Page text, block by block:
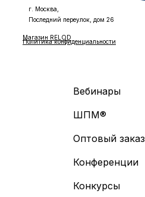
г. Москва,
Последний переулок, дом 26
Магазин RELOD
Политика конфиденциальности
Вебинары
ШПМ®
Оптовый заказ
Конференции
Конкурсы